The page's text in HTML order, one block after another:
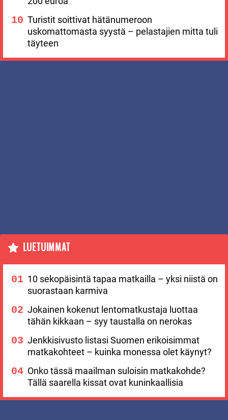
Turistit soittivat hätänumeroon
uskomattomasta syystä – pelastajien mitta tuli
täyteen
LUETUIMMAT
10 sekopäisintä tapaa matkailla – yksi niistä on
suorastaan karmiva
Jokainen kokenut lentomatkustaja luottaa
tähän kikkaan – syy taustalla on nerokas
Jenkkisivusto listasi Suomen erikoisimmat
matkakohteet – kuinka monessa olet käynyt?
Onko tässä maailman suloisin matkakohde?
Tällä saarella kissat ovat kuninkaallisia